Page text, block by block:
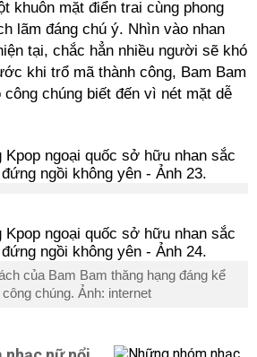
khuôn mặt điển trai cùng phong
lãm đáng chú ý. Nhìn vào nhan
tại, chắc hẳn nhiều người sẽ khó
khi trổ mã thành công, Bam Bam
chúng biết đến vì nét mặt dễ
của Bam Bam thăng hạng đáng kể
chúng. Ảnh: internet